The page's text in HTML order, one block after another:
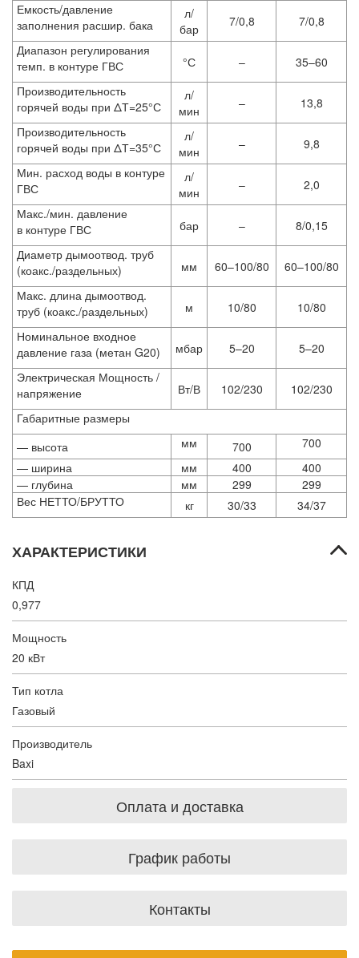
Емкость/давление
заполнения расшир. бака
л/
бар
7/0,8
7/0,8
Диапазон регулирования
темп. в контуре ГВС
°С –
35–60
Производительность
горячей воды при ΔТ=25°С
л/
мин
–
13,8
Производительность
горячей воды при ΔТ=35°С
л/
мин
–
9,8
Мин. расход воды в контуре
ГВС
л/
мин
–
2,0
Макс./мин. давление
в контуре ГВС
бар –
8/0,15
Диаметр дымоотвод. труб
(коакс./раздельных)
мм 60–100/80
60–100/80
Макс. длина дымоотвод.
труб (коакс./раздельных)
м 10/80
10/80
Номинальное входное
давление газа (метан G20)
мбар 5–20
5–20
Электрическая Мощность /
напряжение
Вт/В 102/230
102/230
Габаритные размеры
— высота
мм 700
700
— ширина
мм 400
400
— глубина
мм 299
299
Вес НЕТТО/БРУТТО
кг 30/33 34/37
ХАРАКТЕРИСТИКИ
КПД
0,977
Мощность
20 кВт
Тип котла
Газовый
Производитель
Baxi
Оплата и доставка
График работы
Контакты